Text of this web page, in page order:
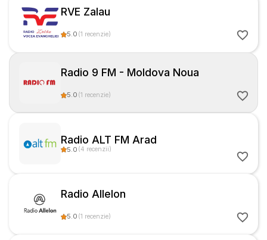
RVE Zalau
5.0 (1 recenzie)
Radio 9 FM - Moldova Noua
5.0 (1 recenzie)
Radio ALT FM Arad
5.0 (4 recenzii)
Radio Allelon
5.0 (1 recenzie)